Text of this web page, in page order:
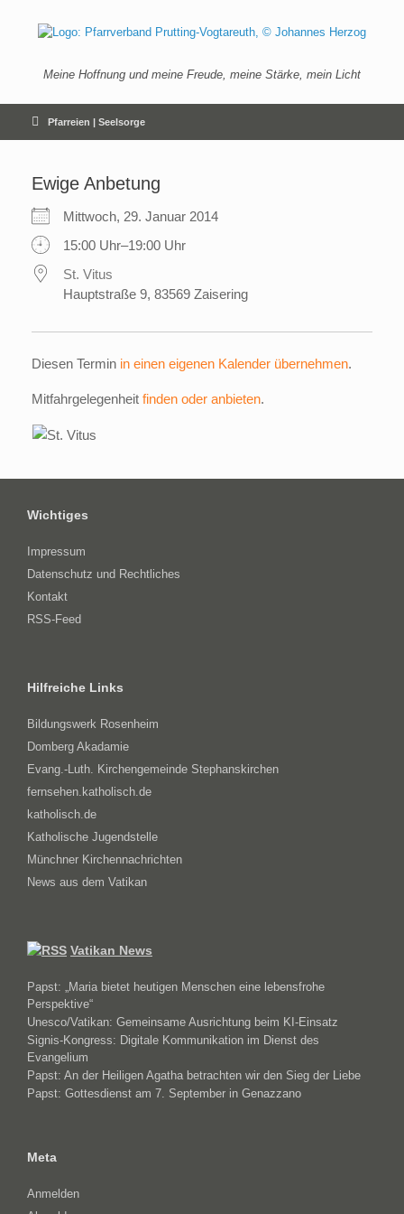
springen
Meine Hoffnung und meine Freude, meine Stärke, mein Licht
Pfarreien | Seelsorge
Ewige Anbetung
Mittwoch, 29. Januar 2014
15:00 Uhr–19:00 Uhr
St. Vitus
Hauptstraße 9, 83569 Zaisering
Diesen Termin in einen eigenen Kalender übernehmen.
Mitfahrgelegenheit finden oder anbieten.
Wichtiges
Impressum
Datenschutz und Rechtliches
Kontakt
RSS-Feed
Hilfreiche Links
Bildungswerk Rosenheim
Domberg Akadamie
Evang.-Luth. Kirchengemeinde Stephanskirchen
fernsehen.katholisch.de
katholisch.de
Katholische Jugendstelle
Münchner Kirchennachrichten
News aus dem Vatikan
Vatikan News
Papst: „Maria bietet heutigen Menschen eine lebensfrohe
Perspektive“
Unesco/Vatikan: Gemeinsame Ausrichtung beim KI-Einsatz
Signis-Kongress: Digitale Kommunikation im Dienst des
Evangelium
Papst: An der Heiligen Agatha betrachten wir den Sieg der Liebe
Papst: Gottesdienst am 7. September in Genazzano
Meta
Anmelden